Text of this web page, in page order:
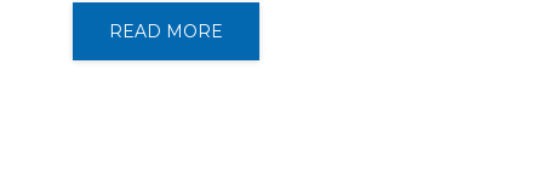
READ MORE